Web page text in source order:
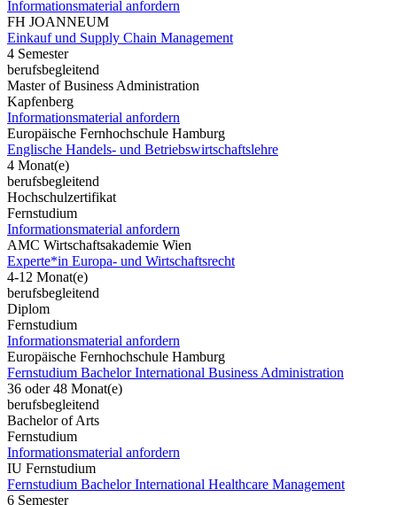
Informationsmaterial anfordern
FH JOANNEUM
Einkauf und Supply Chain Management
4 Semester
berufsbegleitend
Master of Business Administration
Kapfenberg
Informationsmaterial anfordern
Europäische Fernhochschule Hamburg
Englische Handels- und Betriebswirtschaftslehre
4 Monat(e)
berufsbegleitend
Hochschulzertifikat
Fernstudium
Informationsmaterial anfordern
AMC Wirtschaftsakademie Wien
Experte*in Europa- und Wirtschaftsrecht
4-12 Monat(e)
berufsbegleitend
Diplom
Fernstudium
Informationsmaterial anfordern
Europäische Fernhochschule Hamburg
Fernstudium Bachelor International Business Administration
36 oder 48 Monat(e)
berufsbegleitend
Bachelor of Arts
Fernstudium
Informationsmaterial anfordern
IU Fernstudium
Fernstudium Bachelor International Healthcare Management
6 Semester